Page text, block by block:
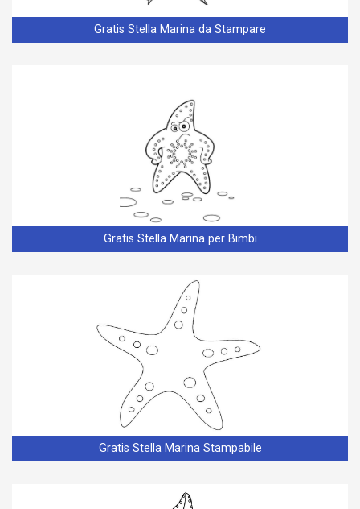
Gratis Stella Marina da Stampare
Gratis Stella Marina per Bimbi
Gratis Stella Marina Stampabile